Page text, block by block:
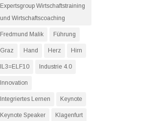
Expertsgroup Wirtschaftstraining
und Wirtschaftscoaching
Fredmund Malik Führung
Graz Hand Herz Hirn
IL3=ELF10 Industrie 4.0
Innovation
Integriertes Lernen Keynote
Keynote Speaker Klagenfurt